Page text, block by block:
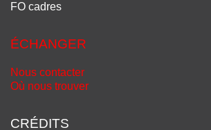
FO cadres
ÉCHANGER
Nous contacter
Où nous trouver
CRÉDITS